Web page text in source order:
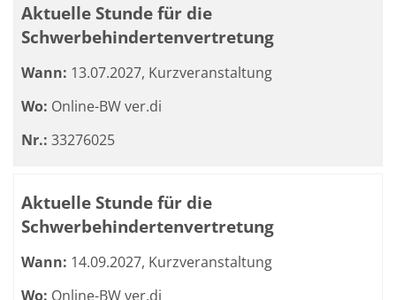
Aktuelle Stunde für die
Schwerbehindertenvertretung
Wann: 13.07.2027, Kurzveranstaltung
Wo: Online-BW ver.di
Nr.: 33276025
Aktuelle Stunde für die
Schwerbehindertenvertretung
Wann: 14.09.2027, Kurzveranstaltung
Wo: Online-BW ver.di